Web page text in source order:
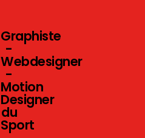
Graphiste
-
Webdesigner
-
Motion
Designer
du
Sport